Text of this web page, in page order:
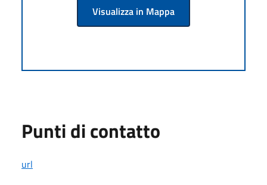
Visualizza in Mappa
Punti di contatto
url